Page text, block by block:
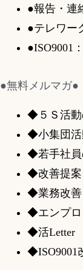
●報告・連
●テレワー
●ISO9001
●無料メルマガ●
◆５Ｓ活動
◆小集団活
◆若手社員
◆改善提案
◆業務改善
◆エンプロ
◆活Letter
◆ISO9001